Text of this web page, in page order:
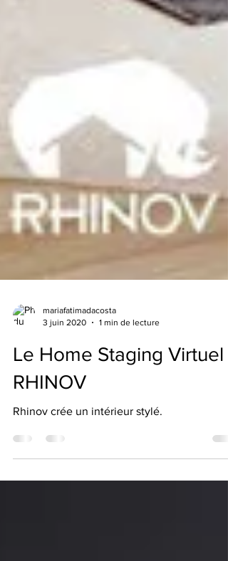
3 juin 2020
1 min de lecture
Le Home Staging Virtuel -
RHINOV
Rhinov crée un intérieur stylé.